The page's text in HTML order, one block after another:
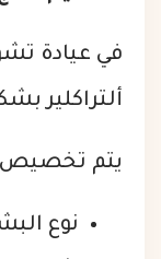
في عيادة
ألتراكلير
يتم تخصيص
نوع